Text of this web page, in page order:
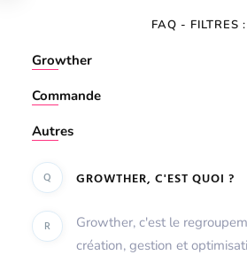
FAQ - FILTRES :
Growther
Commande
Autres
Q GROWTHER, C'EST QUOI ?
R
Growther, c'est le
création, gestion et